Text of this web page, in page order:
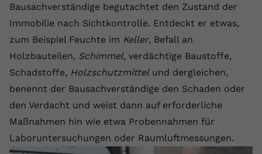
Bausachverständige begutachtet den Zustand der
Immobilie nach Sichtkontrolle. Entdeckt er etwas,
zum Beispiel Feuchte im Keller, Befall an
Holzbauteilen, Schimmel, verdächtige Baustoffe,
Schadstoffe, Holzschutzmittelund dergleichen,
benennt der Bausachverständige den Schaden oder
den Verdacht und weist dann auf erforderliche
Maßnahmen hin wie etwa Probennahmen für
Laboruntersuchungen oder Raumluftmessungen.